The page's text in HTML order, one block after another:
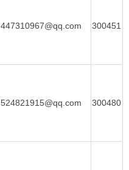
447310967@qq.com 300451
524821915@qq.com 300480